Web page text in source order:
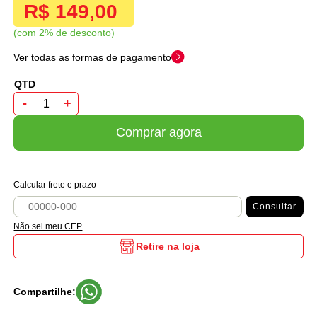
R$ 149,00
com 2% de desconto
Ver todas as formas de pagamento
- +
Comprar agora
Calcular frete e prazo
Consultar
Não sei meu CEP
Retire na loja
Compartilhe: